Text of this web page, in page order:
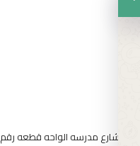
شارع مدرسه الواحه قطعه رقم ٣٢٦٢